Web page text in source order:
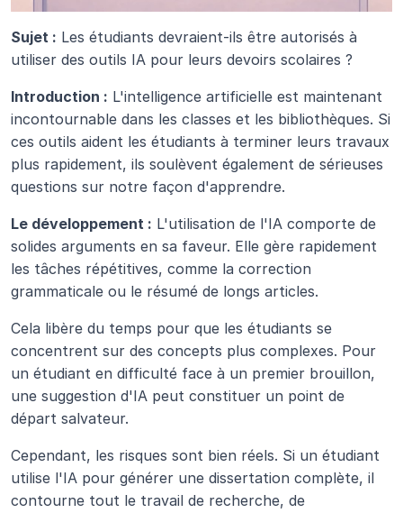
Sujet : Les étudiants devraient-ils être autorisés à
utiliser des outils IA pour leurs devoirs scolaires ?
Introduction : L'intelligence artificielle est maintenant
incontournable dans les classes et les bibliothèques. Si
ces outils aident les étudiants à terminer leurs travaux
plus rapidement, ils soulèvent également de sérieuses
questions sur notre façon d'apprendre.
Le développement : L'utilisation de l'IA comporte de
solides arguments en sa faveur. Elle gère rapidement
les tâches répétitives, comme la correction
grammaticale ou le résumé de longs articles.
Cela libère du temps pour que les étudiants se
concentrent sur des concepts plus complexes. Pour
un étudiant en difficulté face à un premier brouillon,
une suggestion d'IA peut constituer un point de
départ salvateur.
Cependant, les risques sont bien réels. Si un étudiant
utilise l'IA pour générer une dissertation complète, il
contourne tout le travail de recherche, de